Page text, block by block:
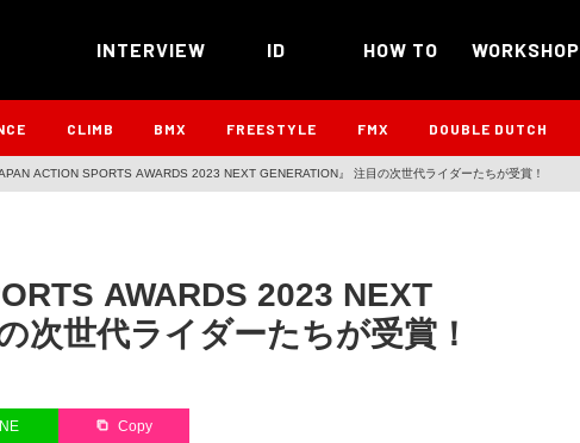
INTERVIEW ID HOW TO WORKSHOP
CLIMB BMX FREESTYLE FMX DOUBLE DUTCH
ACTION SPORTS AWARDS 2023 NEXT GENERATION』 注目の次世代ライダーたちが受賞！
AWARDS 2023 NEXT
次世代ライダーたちが受賞！
Copy